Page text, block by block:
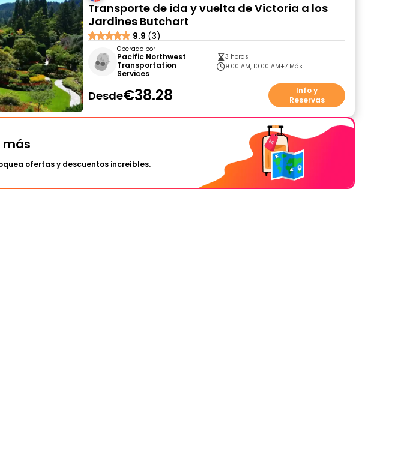
Transporte de ida y vuelta de Victoria a los
Jardines Butchart
9.9 (3)
Operado por
Pacific Northwest
Transportation
Services
3 horas
9:00 AM, 10:00 AM+7 Más
Desde€38.28
Info y
Reservas
más
ofertas y descuentos increíbles.